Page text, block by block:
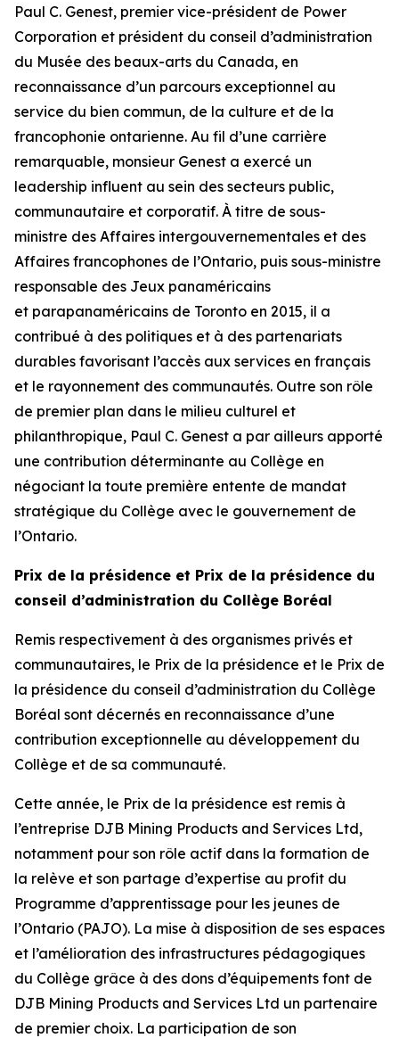
Paul C. Genest, premier vice-président de Power
Corporation et président du conseil d’administration
du Musée des beaux-arts du Canada, en
reconnaissance d’un parcours exceptionnel au
service du bien commun, de la culture et de la
francophonie ontarienne. Au fil d’une carrière
remarquable, monsieur Genest a exercé un
leadership influent au sein des secteurs public,
communautaire et corporatif. À titre de sous-
ministre des Affaires intergouvernementales et des
Affaires francophones de l’Ontario, puis sous-ministre
responsable des Jeux panaméricains
et parapanaméricains de Toronto en 2015, il a
contribué à des politiques et à des partenariats
durables favorisant l’accès aux services en français
et le rayonnement des communautés. Outre son rôle
de premier plan dans le milieu culturel et
philanthropique, Paul C. Genest a par ailleurs apporté
une contribution déterminante au Collège en
négociant la toute première entente de mandat
stratégique du Collège avec le gouvernement de
l’Ontario.
Prix de la présidence et Prix de la présidence du
conseil d’administration du Collège Boréal
Remis respectivement à des organismes privés et
communautaires, le Prix de la présidence et le Prix de
la présidence du conseil d’administration du Collège
Boréal sont décernés en reconnaissance d’une
contribution exceptionnelle au développement du
Collège et de sa communauté.
Cette année, le Prix de la présidence est remis à
l’entreprise DJB Mining Products and Services Ltd,
notamment pour son rôle actif dans la formation de
la relève et son partage d’expertise au profit du
Programme d’apprentissage pour les jeunes de
l’Ontario (PAJO). La mise à disposition de ses espaces
et l’amélioration des infrastructures pédagogiques
du Collège grâce à des dons d’équipements font de
DJB Mining Products and Services Ltd un partenaire
de premier choix. La participation de son